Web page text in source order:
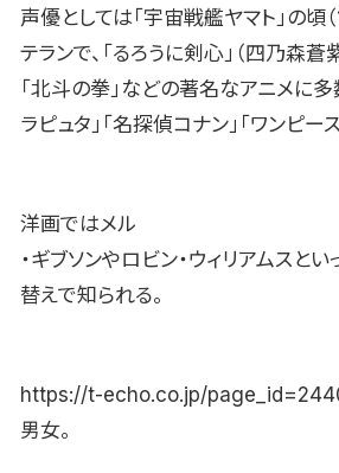
声優としては「宇宙戦艦ヤマト」の頃
テランで、「るろうに剣心」（四乃森蒼
「北斗の拳」などの著名なアニメに多
ラピュタ」「名探偵コナン」「ワンピー
洋画ではメル
・ギブソンやロビン・ウィリアムスと
替えで知られる。
https://t-echo.co.jp/page_id=2440
男女。